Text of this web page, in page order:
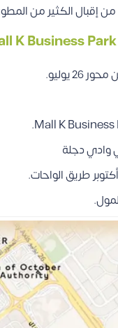
من إقبال الكثير من